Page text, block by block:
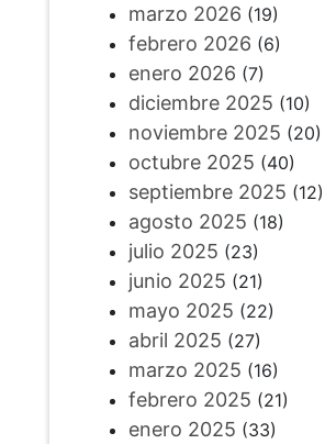
marzo 2026 (19)
febrero 2026 (6)
enero 2026 (7)
diciembre 2025 (10)
noviembre 2025 (20)
octubre 2025 (40)
septiembre 2025 (12)
agosto 2025 (18)
julio 2025 (23)
junio 2025 (21)
mayo 2025 (22)
abril 2025 (27)
marzo 2025 (16)
febrero 2025 (21)
enero 2025 (33)